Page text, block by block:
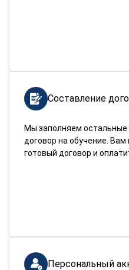
Составление
Мы заполняем остальные
договор на обучение.
готовый договор и
Персональный